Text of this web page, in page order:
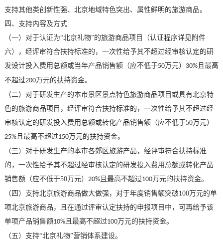
支持其他类创新性强、北京地域特色突出、属性鲜明的旅游商品。
四、支持内容及方式
（一）对于认证为“北京礼物”的旅游商品项目（认证程序详见附件
六），经评审符合扶持标准的，一次性给予其不超过经审核认定的研
发设计投入费用总额或当年产品销售额（应不低于50万元） 30%且最高
不超过200万元的扶持资金。
（二）对于研发生产的本市景区景点特色旅游商品项目或具有北京特
色的旅游商品项目，经评审符合扶持标准的，一次性给予其不超过经
审核认定的研发投入费用总额或转化产品销售额（应不低于50万元）
25%且最高不超过150万元的扶持资金。
（三）对于研发生产的本市各郊区旅游产品，经评审符合扶持标准
的，一次性给予其不超过经审核认定的研发投入费用总额或转化产品
销售额（应不低于50万元） 20%且最高不超过100万元的扶持资金。
（四）支持北京旅游商品做大做强，对于年度销售额突破100万元的单
项北京旅游商品，且在通过评审认定扶持的申报项目中，可再给予该
单项产品销售额10%且最高不超过100万元的扶持资金。
（五）支持“北京礼物”营销体系建设。